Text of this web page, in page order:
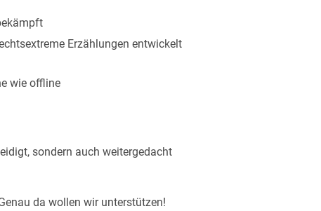
Erzählungen entwickelt
wie offline
sondern auch weitergedacht
da wollen wir unterstützen!